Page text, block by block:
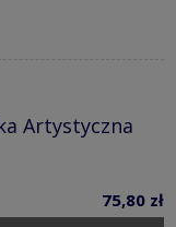
Artystyczna
75,80 zł